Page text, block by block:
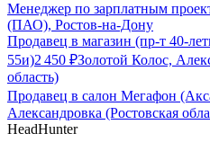
Менеджер по зарплатным
(ПАО), Ростов-на-Дону
Продавец в магазин (пр-т 40-
55и)2 450 ₽Золотой Колос,
область)
Продавец в салон Мегафон
Александровка (Ростовская
HeadHunter